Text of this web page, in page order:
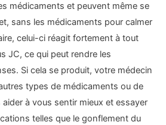
médicaments et peuvent même se
sans les médicaments pour calmer
celui-ci réagit fortement à tout
JC, ce qui peut rendre les
Si cela se produit, votre médecin
types de médicaments ou de
à vous sentir mieux et essayer
telles que le gonflement du